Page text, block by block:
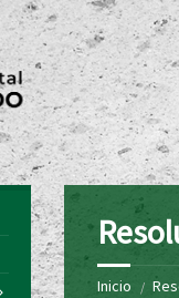
Inicio